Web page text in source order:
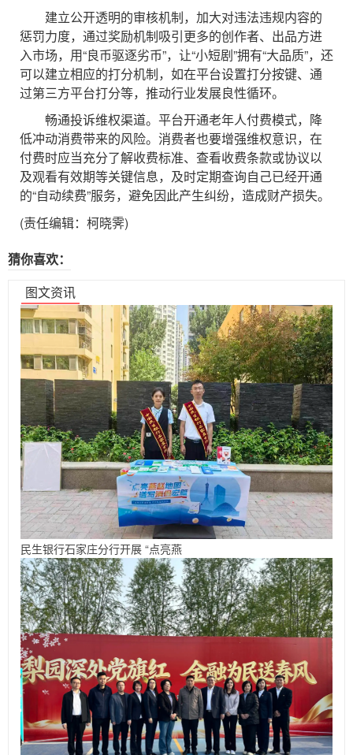
建立公开透明的审核机制，加大对违法违规内容的
惩罚力度，通过奖励机制吸引更多的创作者、出品方进
入市场，用“良币驱逐劣币”，让“小短剧”拥有“大品质”，还
可以建立相应的打分机制，如在平台设置打分按键、通
过第三方平台打分等，推动行业发展良性循环。
畅通投诉维权渠道。平台开通老年人付费模式，降
低冲动消费带来的风险。消费者也要增强维权意识，在
付费时应当充分了解收费标准、查看收费条款或协议以
及观看有效期等关键信息，及时定期查询自己已经开通
的“自动续费”服务，避免因此产生纠纷，造成财产损失。
(责任编辑：柯晓霁)
猜你喜欢：
图文资讯
民生银行石家庄分行开展 “点亮燕